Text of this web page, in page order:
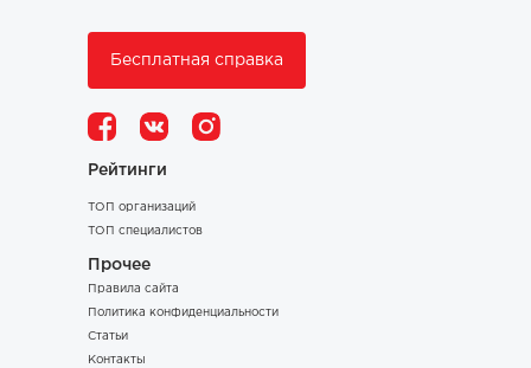
Бесплатная справка
Рейтинги
ТОП организаций
ТОП специалистов
Прочее
Правила сайта
Политика конфиденциальности
Статьи
Контакты